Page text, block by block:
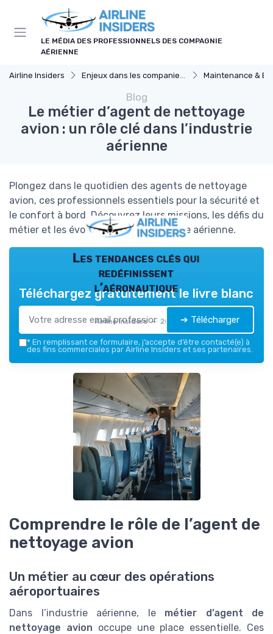
LE MÉDIA DES PROFESSIONNELS DES COMPAGNIE
AÉRIENNE
Airline Insiders Enjeux dans les companies d'aviation Maintenance &
Blog
Le métier d’agent de nettoyage
avion : un rôle clé dans l’industrie
aérienne
Plongez dans le quotidien des agents de nettoyage
avion, ces professionnels essentiels pour la sécurité et
le confort à bord. Découvrez leurs missions, les défis du
métier et les évolutions dans l’industrie aérienne.
Les tendances clés qui
redéfinissent
l’aéronautique
Airline Insiders — 2026
Téléchargez gratuitement le livre blanc
➔ Télécharger
* En remplissant ce formulaire, j’accepte d’être contacté(e) à
des fins commerciales par Airline Insiders et ses partenaires.
Comprendre le rôle de l’agent de
nettoyage avion
Un métier au cœur des opérations
aéroportuaires
Dans l’industrie aérienne, le métier d’agent de
nettoyage avion occupe une place essentielle. Ces
Panneau de gestion des cookies